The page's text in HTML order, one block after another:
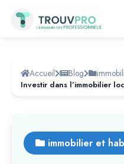
Accueil Blog
Investir dans l’immobilier
immobilier et